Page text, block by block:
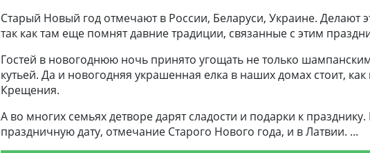
Старый Новый год отмечают в России, Беларуси, Украине. Делают
так как там еще помнят давние традиции, связанные с этим
Гостей в новогоднюю ночь принято угощать не только
кутьей. Да и новогодняя украшенная елка в наших домах стоит,
Крещения.
А во многих семьях детворе дарят сладости и подарки к
праздничную дату, отмечание Старого Нового года, и в Латвии.